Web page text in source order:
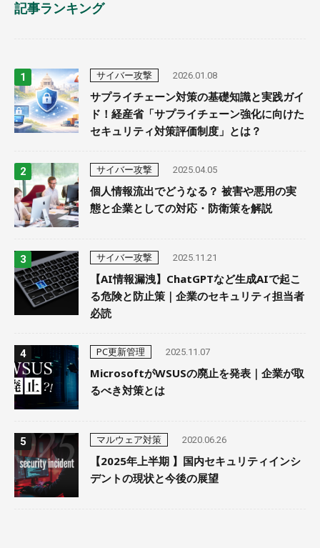
記事ランキング
サイバー攻撃 2026.01.08
サプライチェーン対策の基礎知識と実践ガイ
ド！経産省「サプライチェーン強化に向けた
セキュリティ対策評価制度」とは？
サイバー攻撃 2025.04.05
個人情報流出でどうなる？ 被害や悪用の実
態と企業としての対応・防衛策を解説
サイバー攻撃 2025.11.21
【AI情報漏洩】ChatGPTなど生成AIで起こ
る危険と防止策｜企業のセキュリティ担当者
必読
PC更新管理 2025.11.07
MicrosoftがWSUSの廃止を発表｜企業が取
るべき対策とは
マルウェア対策 2020.06.26
【2025年上半期 】国内セキュリティインシ
デントの現状と今後の展望